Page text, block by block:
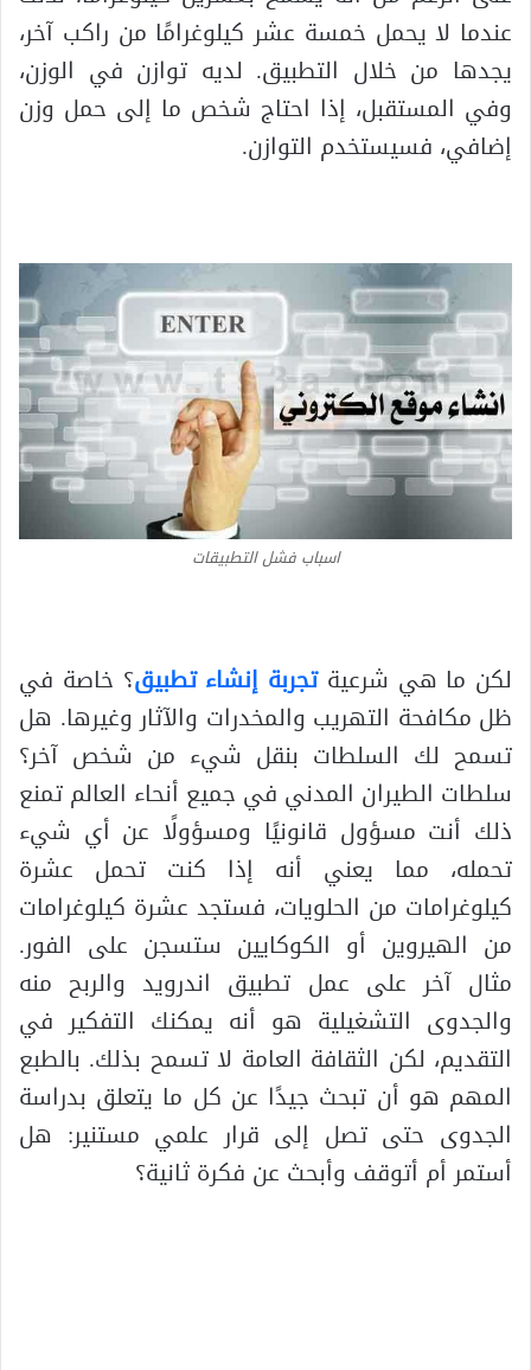
عندما لا يحمل خمسة عشر كيلوغرامًا من راكب آخر،
يجدها من خلال التطبيق. لديه توازن في الوزن،
وفي المستقبل، إذا احتاج شخص ما إلى حمل وزن
إضافي، فسيستخدم التوازن.
اسباب فشل التطبيقات
لكن ما هي شرعية تجربة إنشاء تطبيق؟ خاصة في
ظل مكافحة التهريب والمخدرات والآثار وغيرها. هل
تسمح لك السلطات بنقل شيء من شخص آخر؟
سلطات الطيران المدني في جميع أنحاء العالم تمنع
ذلك أنت مسؤول قانونيًا ومسؤولًا عن أي شيء
تحمله، مما يعني أنه إذا كنت تحمل عشرة
كيلوغرامات من الحلويات، فستجد عشرة كيلوغرامات
من الهيروين أو الكوكايين ستسجن على الفور.
مثال آخر على عمل تطبيق اندرويد والربح منه
والجدوى التشغيلية هو أنه يمكنك التفكير في
التقديم، لكن الثقافة العامة لا تسمح بذلك. بالطبع
المهم هو أن تبحث جيدًا عن كل ما يتعلق بدراسة
الجدوى حتى تصل إلى قرار علمي مستنير: هل
أستمر أم أتوقف وأبحث عن فكرة ثانية؟